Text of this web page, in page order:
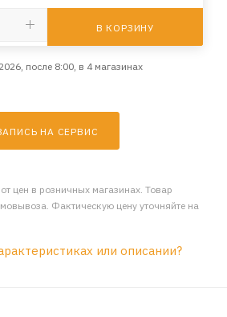
В КОРЗИНУ
после 8:00, в 4 магазинах
НА СЕРВИС
цен в розничных магазинах. Товар
Фактическую цену уточняйте на
или описании?